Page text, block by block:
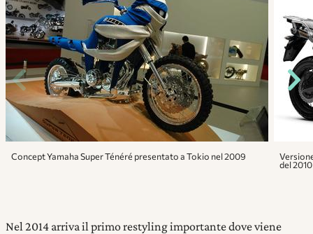
Concept Yamaha Super Ténéré presentato a Tokio nel 2009
del 2010
Nel 2014 arriva il primo restyling importante dove viene